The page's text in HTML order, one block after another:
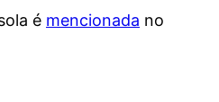
é mencionada no